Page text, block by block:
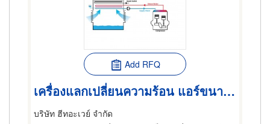
Add RFQ
เครื่องแลกเปลี่ยนความร้อน แอร์ขนาดใหญ่ คูลลิ่งทาวเวอร์
บริษัท ฮีทอะเวย์ จำกัด